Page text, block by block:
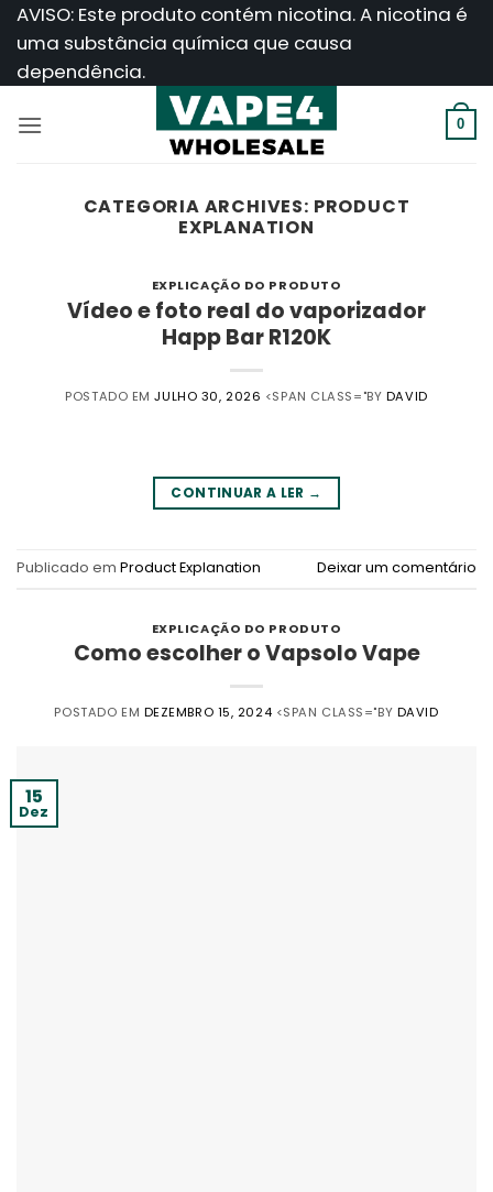
Saltar
para
AVISO: Este produto contém nicotina. A nicotina é
uma substância química que causa
dependência.
0
CATEGORIA ARCHIVES: PRODUCT
EXPLANATION
EXPLICAÇÃO DO PRODUTO
Vídeo e foto real do vaporizador
Happ Bar R120K
POSTADO EMJULHO 30, 2026 <SPAN CLASS="BY DAVID
CONTINUAR A LER →
Publicado em Product Explanation Deixar um comentário
EXPLICAÇÃO DO PRODUTO
Como escolher o Vapsolo Vape
POSTADO EM DEZEMBRO 15, 2024 <SPAN CLASS="BY DAVID
15
Dez